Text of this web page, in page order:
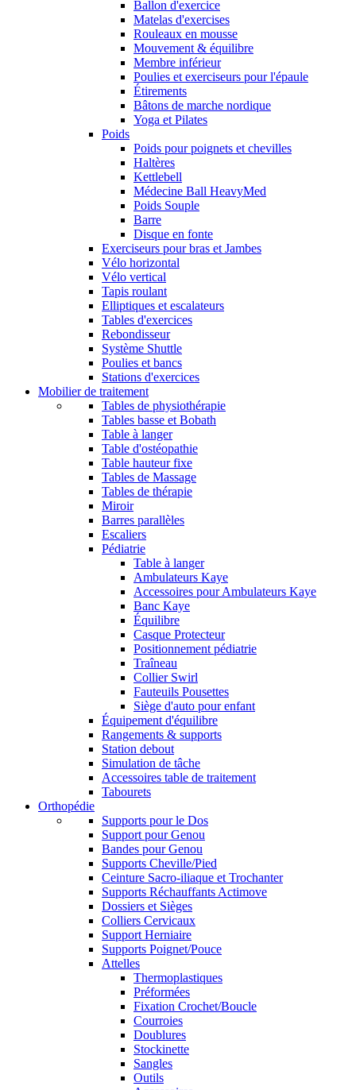
Ballon d'exercice
Matelas d'exercises
Rouleaux en mousse
Mouvement & équilibre
Membre inférieur
Poulies et exerciseurs pour l'épaule
Étirements
Bâtons de marche nordique
Yoga et Pilates
Poids
Poids pour poignets et chevilles
Haltères
Kettlebell
Médecine Ball HeavyMed
Poids Souple
Barre
Disque en fonte
Exerciseurs pour bras et Jambes
Vélo horizontal
Vélo vertical
Tapis roulant
Elliptiques et escalateurs
Tables d'exercices
Rebondisseur
Système Shuttle
Poulies et bancs
Stations d'exercices
Mobilier de traitement
Tables de physiothérapie
Tables basse et Bobath
Table à langer
Table d'ostéopathie
Table hauteur fixe
Tables de Massage
Tables de thérapie
Miroir
Barres parallèles
Escaliers
Pédiatrie
Table à langer
Ambulateurs Kaye
Accessoires pour Ambulateurs Kaye
Banc Kaye
Équilibre
Casque Protecteur
Positionnement pédiatrie
Traîneau
Collier Swirl
Fauteuils Pousettes
Siège d'auto pour enfant
Équipement d'équilibre
Rangements & supports
Station debout
Simulation de tâche
Accessoires table de traitement
Tabourets
Orthopédie
Supports pour le Dos
Support pour Genou
Bandes pour Genou
Supports Cheville/Pied
Ceinture Sacro-iliaque et Trochanter
Supports Réchauffants Actimove
Dossiers et Sièges
Colliers Cervicaux
Support Herniaire
Supports Poignet/Pouce
Attelles
Thermoplastiques
Préformées
Fixation Crochet/Boucle
Courroies
Doublures
Stockinette
Sangles
Outils